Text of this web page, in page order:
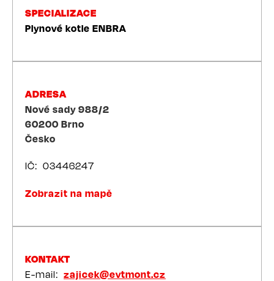
SPECIALIZACE
Plynové kotle ENBRA
ADRESA
Nové sady 988/2
60200 Brno
Česko
IČ 03446247
Zobrazit na mapě
KONTAKT
E-mail
zajicek@evtmont.cz